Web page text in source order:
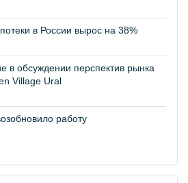
в России вырос на 38%
в обсуждении перспектив рынка
Village Ural
работу